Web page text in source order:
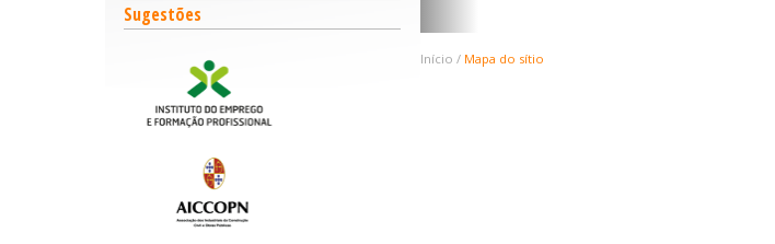
Sugestões
Início Mapa do sítio